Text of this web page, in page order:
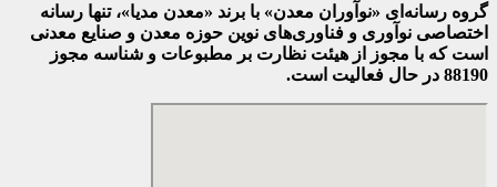
گروه رسانه‌ای «نوآوران معدن» با برند «معدن مدیا»، تنها رسانه
اختصاصی نوآوری و فناوری‌های نوین حوزه معدن و صنایع معدنی‌
است که با مجوز از هیئت نظارت بر مطبوعات و شناسه مجوز
88190 در حال فعالیت است.